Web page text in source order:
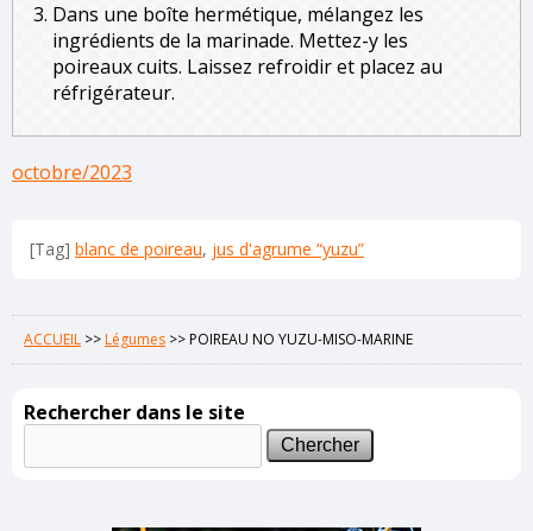
Dans une boîte hermétique, mélangez les
ingrédients de la marinade. Mettez-y les
poireaux cuits. Laissez refroidir et placez au
réfrigérateur.
octobre/2023
[Tag] blanc de poireau, jus d'agrume “yuzu”
ACCUEIL >>Légumes >>POIREAU NO YUZU-MISO-MARINE
Rechercher dans le site